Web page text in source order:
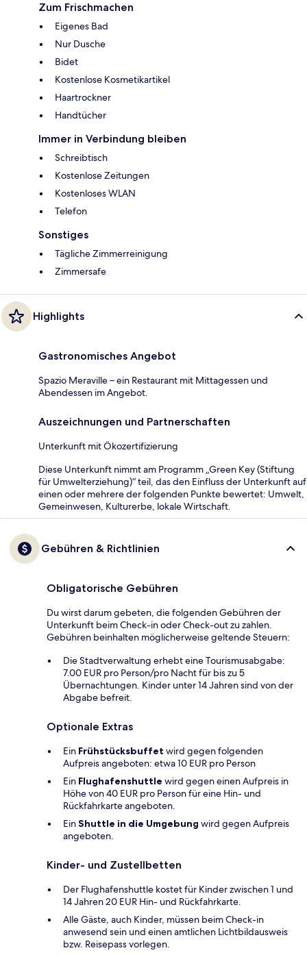
Zum Frischmachen
Eigenes Bad
Nur Dusche
Bidet
Kostenlose Kosmetikartikel
Haartrockner
Handtücher
Immer in Verbindung bleiben
Schreibtisch
Kostenlose Zeitungen
Kostenloses WLAN
Telefon
Sonstiges
Tägliche Zimmerreinigung
Zimmersafe
Highlights
Gastronomisches Angebot
Spazio Meraville – ein Restaurant mit Mittagessen und
Abendessen im Angebot.
Auszeichnungen und Partnerschaften
Unterkunft mit Ökozertifizierung
Diese Unterkunft nimmt am Programm „Green Key (Stiftung
für Umwelterziehung)“ teil, das den Einfluss der Unterkunft auf
einen oder mehrere der folgenden Punkte bewertet: Umwelt,
Gemeinwesen, Kulturerbe, lokale Wirtschaft.
Gebühren & Richtlinien
Obligatorische Gebühren
Du wirst darum gebeten, die folgenden Gebühren der
Unterkunft beim Check-in oder Check-out zu zahlen.
Gebühren beinhalten möglicherweise geltende Steuern:
Die Stadtverwaltung erhebt eine Tourismusabgabe:
7.00 EUR pro Person/pro Nacht für bis zu 5
Übernachtungen. Kinder unter 14 Jahren sind von der
Abgabe befreit.
Optionale Extras
Ein Frühstücksbuffet wird gegen folgenden
Aufpreis angeboten: etwa 10 EUR pro Person
Ein Flughafenshuttle wird gegen einen Aufpreis in
Höhe von 40 EUR pro Person für eine Hin- und
Rückfahrkarte angeboten.
EinShuttle in die Umgebung wird gegen Aufpreis
angeboten.
Kinder- und Zustellbetten
Der Flughafenshuttle kostet für Kinder zwischen 1 und
14 Jahren 20 EUR Hin- und Rückfahrkarte.
Alle Gäste, auch Kinder, müssen beim Check-in
anwesend sein und einen amtlichen Lichtbildausweis
bzw. Reisepass vorlegen.